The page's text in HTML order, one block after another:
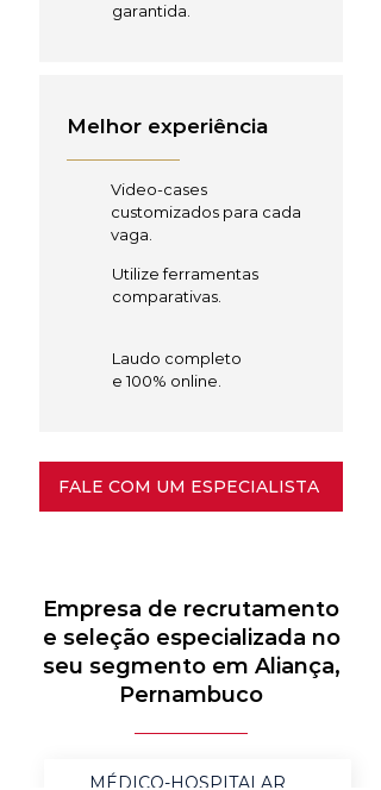
garantida.
Melhor experiência
Video-cases
customizados para cada
vaga.
Utilize ferramentas
comparativas.
Laudo completo
e 100% online.
FALE COM UM ESPECIALISTA
Empresa de recrutamento
e seleção especializada no
seu segmento em Aliança,
Pernambuco
MÉDICO-HOSPITALAR